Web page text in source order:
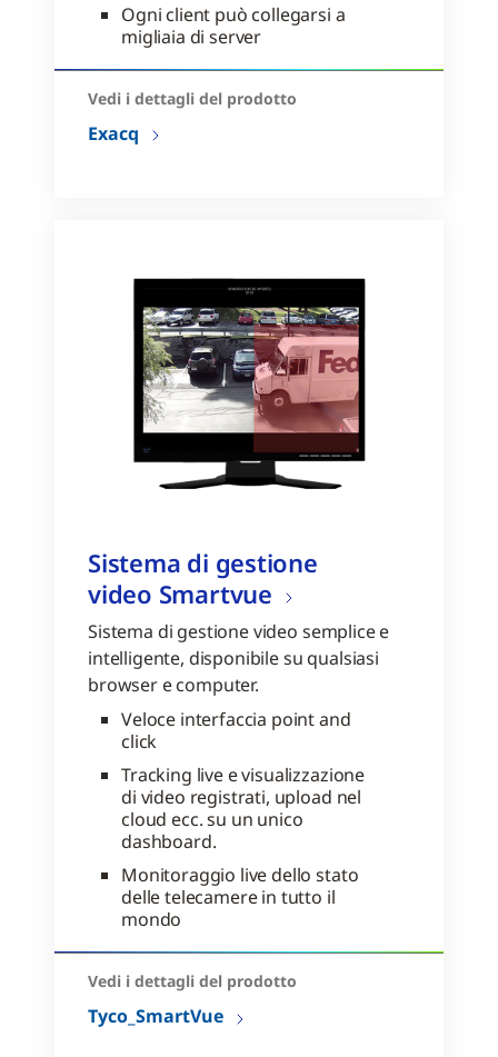
Ogni client può collegarsi a
migliaia di server
Vedi i dettagli del prodotto
Exacq
Sistema di gestione
video Smartvue
Sistema di gestione video semplice e
intelligente, disponibile su qualsiasi
browser e computer.
Veloce interfaccia point and
click
Tracking live e visualizzazione
di video registrati, upload nel
cloud ecc. su un unico
dashboard.
Monitoraggio live dello stato
delle telecamere in tutto il
mondo
Vedi i dettagli del prodotto
Tyco_SmartVue